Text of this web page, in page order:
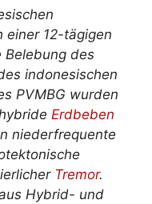
einer 12-tägigen
Belebung des
indonesischen
PVMBG wurden
Erdbeben
niederfrequente
Tremor.
Hybrid- und